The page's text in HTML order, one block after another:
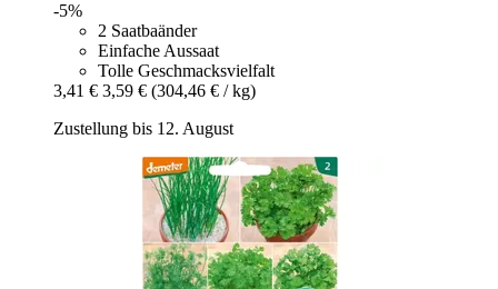
-5%
2 Saatbaänder
Einfache Aussaat
Tolle Geschmacksvielfalt
3,41 € 3,59 € (304,46 € / kg)
Zustellung bis 12. August